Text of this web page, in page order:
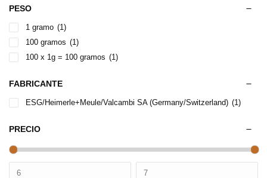
PESO
1 gramo (1)
100 gramos (1)
100 x 1g = 100 gramos (1)
FABRICANTE
ESG/Heimerle+Meule/Valcambi SA (Germany/Switzerland) (1)
PRECIO